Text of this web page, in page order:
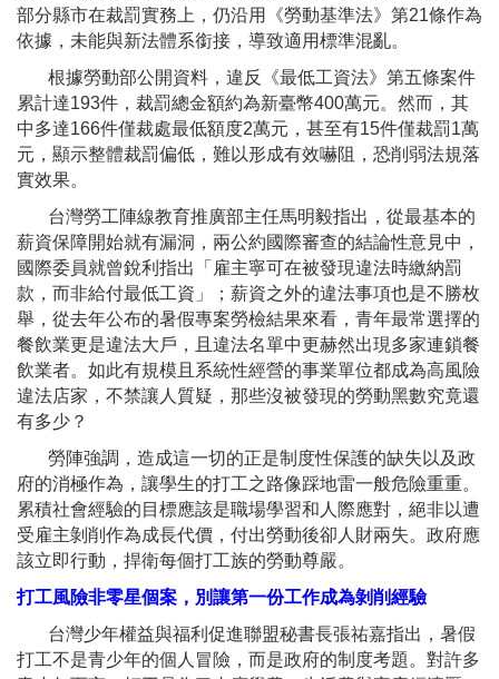
部分縣市在裁罰實務上，仍沿用《勞動基準法》第21條作為
依據，未能與新法體系銜接，導致適用標準混亂。
根據勞動部公開資料，違反《最低工資法》第五條案件
累計達193件，裁罰總金額約為新臺幣400萬元。然而，其
中多達166件僅裁處最低額度2萬元，甚至有15件僅裁罰1萬
元，顯示整體裁罰偏低，難以形成有效嚇阻，恐削弱法規落
實效果。
台灣勞工陣線教育推廣部主任馬明毅指出，從最基本的
薪資保障開始就有漏洞，兩公約國際審查的結論性意見中，
國際委員就曾銳利指出「雇主寧可在被發現違法時繳納罰
款，而非給付最低工資」；薪資之外的違法事項也是不勝枚
舉，從去年公布的暑假專案勞檢結果來看，青年最常選擇的
餐飲業更是違法大戶，且違法名單中更赫然出現多家連鎖餐
飲業者。如此有規模且系統性經營的事業單位都成為高風險
違法店家，不禁讓人質疑，那些沒被發現的勞動黑數究竟還
有多少？
勞陣強調，造成這一切的正是制度性保護的缺失以及政
府的消極作為，讓學生的打工之路像踩地雷一般危險重重。
累積社會經驗的目標應該是職場學習和人際應對，絕非以遭
受雇主剝削作為成長代價，付出勞動後卻人財兩失。政府應
該立即行動，捍衛每個打工族的勞動尊嚴。
打工風險非零星個案，別讓第一份工作成為剝削經驗
台灣少年權益與福利促進聯盟秘書長張祐嘉指出，暑假
打工不是青少年的個人冒險，而是政府的制度考題。對許多